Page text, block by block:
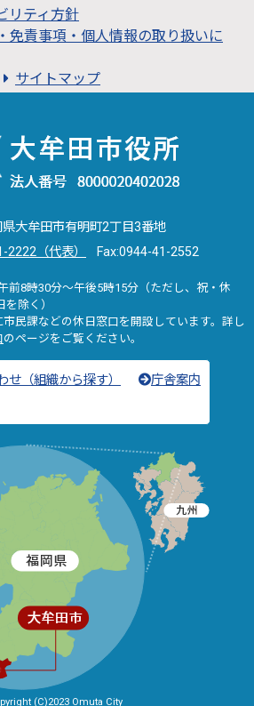
リティ方針
免責事項・個人情報の取り扱いに
サイトマップ
大牟田市有明町2丁目3番地
2222（代表） Fax:0944-41-2552
前8時30分～午後5時15分（ただし、祝・休
除く）
民課などの休日窓口を開設しています。詳し
のページをご覧ください。
せ（組織から探す）
庁舎案内
(C)2023 Omuta City